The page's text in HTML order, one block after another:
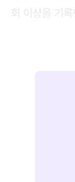
회 이상을 기